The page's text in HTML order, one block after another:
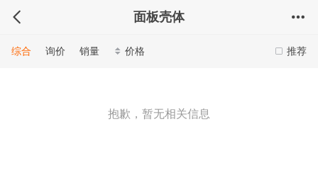
面板壳体
推荐
综合 询价 销量 价格
抱歉，暂无相关信息